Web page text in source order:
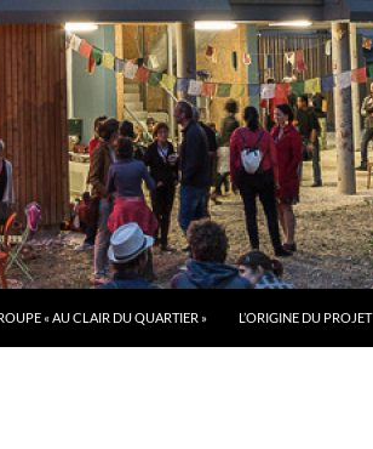
« AU CLAIR DU QUARTIER » L’ORIGINE DU PROJET